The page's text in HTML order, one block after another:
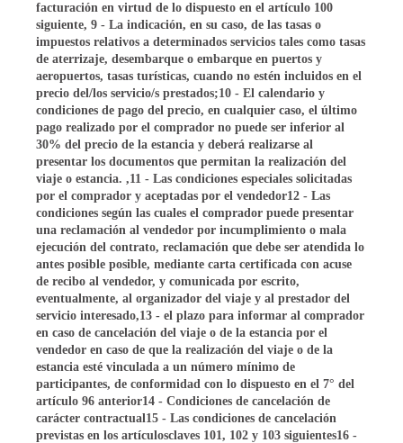
facturación en virtud de lo dispuesto en el artículo 100
siguiente, 9 - La indicación, en su caso, de las tasas o
impuestos relativos a determinados servicios tales como tasas
de aterrizaje, desembarque o embarque en puertos y
aeropuertos, tasas turísticas, cuando no estén incluidos en el
precio del/los servicio/s prestados;10 - El calendario y
condiciones de pago del precio, en cualquier caso, el último
pago realizado por el comprador no puede ser inferior al
30% del precio de la estancia y deberá realizarse al
presentar los documentos que permitan la realización del
viaje o estancia. ,11 - Las condiciones especiales solicitadas
por el comprador y aceptadas por el vendedor12 - Las
condiciones según las cuales el comprador puede presentar
una reclamación al vendedor por incumplimiento o mala
ejecución del contrato, reclamación que debe ser atendida lo
antes posible posible, mediante carta certificada con acuse
de recibo al vendedor, y comunicada por escrito,
eventualmente, al organizador del viaje y al prestador del
servicio interesado,13 - el plazo para informar al comprador
en caso de cancelación del viaje o de la estancia por el
vendedor en caso de que la realización del viaje o de la
estancia esté vinculada a un número mínimo de
participantes, de conformidad con lo dispuesto en el 7° del
artículo 96 anterior14 - Condiciones de cancelación de
carácter contractual15 - Las condiciones de cancelación
previstas en los artículosclaves 101, 102 y 103 siguientes16 -